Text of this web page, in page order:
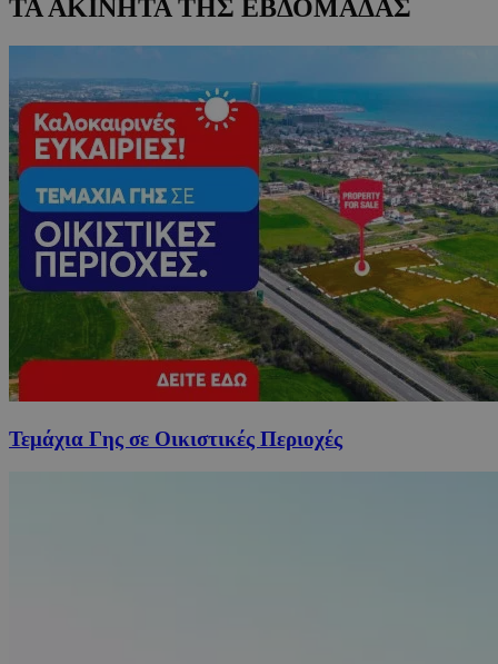
ΤΑ ΑΚΙΝΗΤΑ ΤΗΣ ΕΒΔΟΜΑΔΑΣ
Τεμάχια Γης σε Οικιστικές Περιοχές